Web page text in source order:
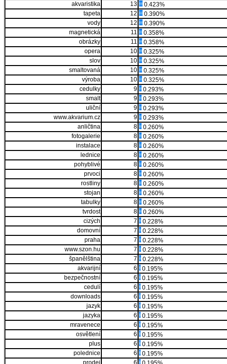
akvaristika
13
0.423%
tapeta
12
0.390%
vody
12
0.390%
magnetická
11
0.358%
obrázky
11
0.358%
opera
10
0.325%
slov
10
0.325%
smaltovaná
10
0.325%
výroba
10
0.325%
cedulky
9
0.293%
smalt
9
0.293%
uliční
9
0.293%
www.akvarium.cz
9
0.293%
anličtina
8
0.260%
fotogalerie
8
0.260%
instalace
8
0.260%
lednice
8
0.260%
pohyblivé
8
0.260%
prvoci
8
0.260%
rostliny
8
0.260%
stojan
8
0.260%
tabulky
8
0.260%
tvrdost
8
0.260%
cizých
7
0.228%
domovní
7
0.228%
praha
7
0.228%
www.szon.hu
7
0.228%
španělština
7
0.228%
akvarijní
6
0.195%
bezpečnostní
6
0.195%
cedulí
6
0.195%
downloads
6
0.195%
jazyk
6
0.195%
jazyka
6
0.195%
mravenece
6
0.195%
osvětlení
6
0.195%
plus
6
0.195%
polednice
6
0.195%
prodej
6